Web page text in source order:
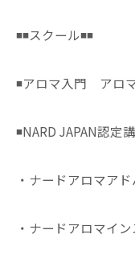
◾️◾️スクール◾️◾️
◾️アロマ入門 アロ
◾️NARD JAPAN認定
・ナードアロマア
・ナードアロマイ